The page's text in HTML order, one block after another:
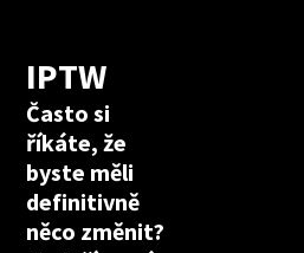
IPTW
Často si
říkáte, že
byste měli
definitivně
něco změnit?